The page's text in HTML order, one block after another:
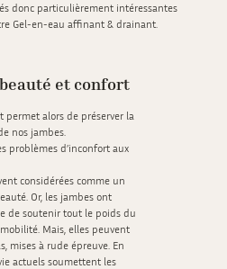
donc particulièrement intéressantes
Gel-en-eau affinant & drainant.
et confort
permet alors de préserver la
nos jambes.
problèmes d’inconfort aux
considérées comme un
Or, les jambes ont
de soutenir tout le poids du
Mais, elles peuvent
mises à rude épreuve. En
actuels soumettent les